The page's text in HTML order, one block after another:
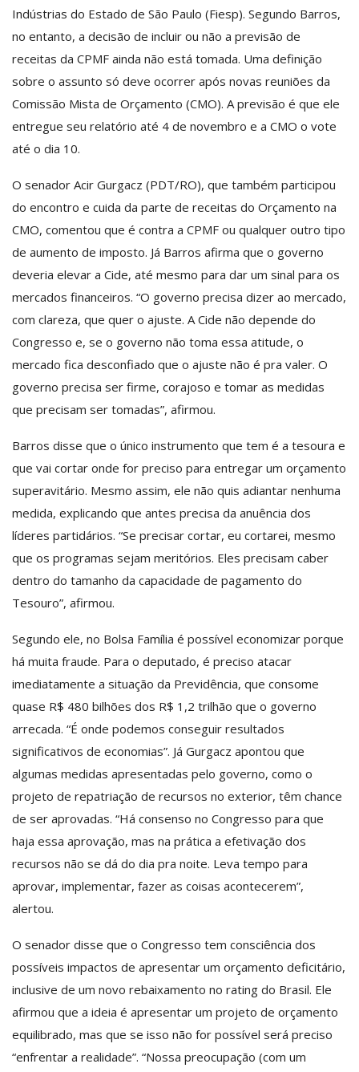
Indústrias do Estado de São Paulo (Fiesp). Segundo Barros,
no entanto, a decisão de incluir ou não a previsão de
receitas da CPMF ainda não está tomada. Uma definição
sobre o assunto só deve ocorrer após novas reuniões da
Comissão Mista de Orçamento (CMO). A previsão é que ele
entregue seu relatório até 4 de novembro e a CMO o vote
até o dia 10.
O senador Acir Gurgacz (PDT/RO), que também participou
do encontro e cuida da parte de receitas do Orçamento na
CMO, comentou que é contra a CPMF ou qualquer outro tipo
de aumento de imposto. Já Barros afirma que o governo
deveria elevar a Cide, até mesmo para dar um sinal para os
mercados financeiros. “O governo precisa dizer ao mercado,
com clareza, que quer o ajuste. A Cide não depende do
Congresso e, se o governo não toma essa atitude, o
mercado fica desconfiado que o ajuste não é pra valer. O
governo precisa ser firme, corajoso e tomar as medidas
que precisam ser tomadas”, afirmou.
Barros disse que o único instrumento que tem é a tesoura e
que vai cortar onde for preciso para entregar um orçamento
superavitário. Mesmo assim, ele não quis adiantar nenhuma
medida, explicando que antes precisa da anuência dos
líderes partidários. “Se precisar cortar, eu cortarei, mesmo
que os programas sejam meritórios. Eles precisam caber
dentro do tamanho da capacidade de pagamento do
Tesouro”, afirmou.
Segundo ele, no Bolsa Família é possível economizar porque
há muita fraude. Para o deputado, é preciso atacar
imediatamente a situação da Previdência, que consome
quase R$ 480 bilhões dos R$ 1,2 trilhão que o governo
arrecada. “É onde podemos conseguir resultados
significativos de economias”. Já Gurgacz apontou que
algumas medidas apresentadas pelo governo, como o
projeto de repatriação de recursos no exterior, têm chance
de ser aprovadas. “Há consenso no Congresso para que
haja essa aprovação, mas na prática a efetivação dos
recursos não se dá do dia pra noite. Leva tempo para
aprovar, implementar, fazer as coisas acontecerem”,
alertou.
O senador disse que o Congresso tem consciência dos
possíveis impactos de apresentar um orçamento deficitário,
inclusive de um novo rebaixamento no rating do Brasil. Ele
afirmou que a ideia é apresentar um projeto de orçamento
equilibrado, mas que se isso não for possível será preciso
“enfrentar a realidade”. “Nossa preocupação (com um